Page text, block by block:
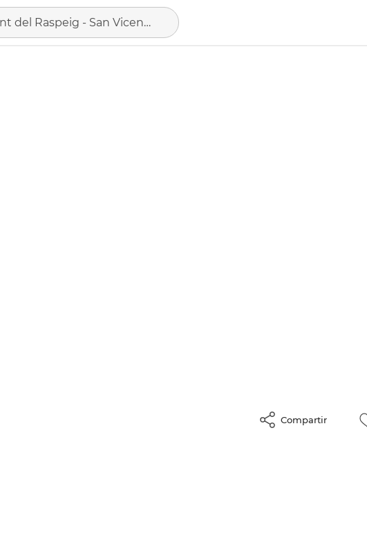
Sant Vicent del Raspeig - San Vicente del Raspeig, municipio de Alicante
Compartir